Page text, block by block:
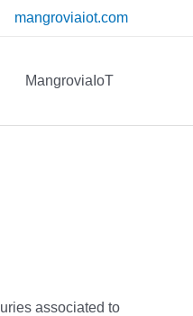
mangroviaiot.com
MangroviaIoT
associated to